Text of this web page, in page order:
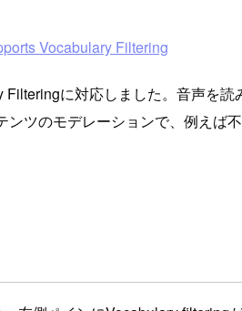
Vocabulary Filtering
に対応しました。音声を
ツのモデレーションで、例えば